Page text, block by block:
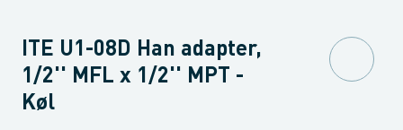
ITE U1-08D Han adapter,
1/2'' MFL x 1/2'' MPT -
Køl